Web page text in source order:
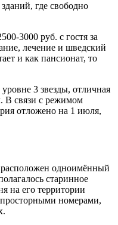
где свободно
3000 руб. с гостя за
лечение и шведский
и как пансионат, то
3 звезды, отличная
В связи с режимом
отложено на 1 июля,
расположен одноимённый
старинное
на его территории
номерами,